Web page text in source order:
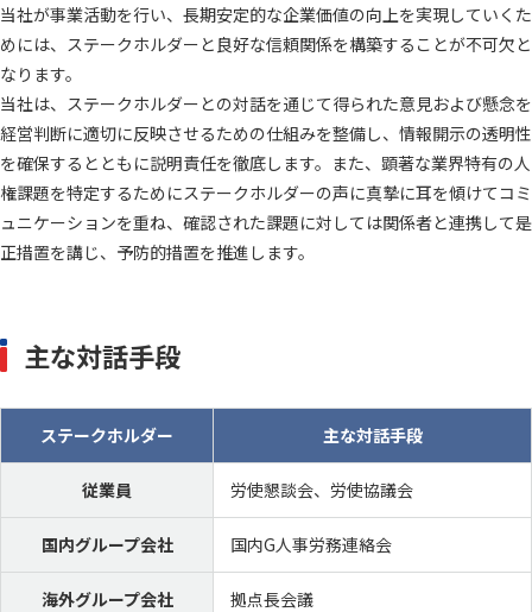
当社が事業活動を行い、長期安定的な企業価値の向上を実現していくた
めには、ステークホルダーと良好な信頼関係を構築することが不可欠と
なります。
当社は、ステークホルダーとの対話を通じて得られた意見および懸念を
経営判断に適切に反映させるための仕組みを整備し、情報開示の透明性
を確保するとともに説明責任を徹底します。また、顕著な業界特有の人
権課題を特定するためにステークホルダーの声に真摯に耳を傾けてコミ
ュニケーションを重ね、確認された課題に対しては関係者と連携して是
正措置を講じ、予防的措置を推進します。
主な対話手段
ステークホルダー 主な対話手段
従業員 労使懇談会、労使協議会
国内グループ会社 国内G人事労務連絡会
海外グループ会社 拠点長会議